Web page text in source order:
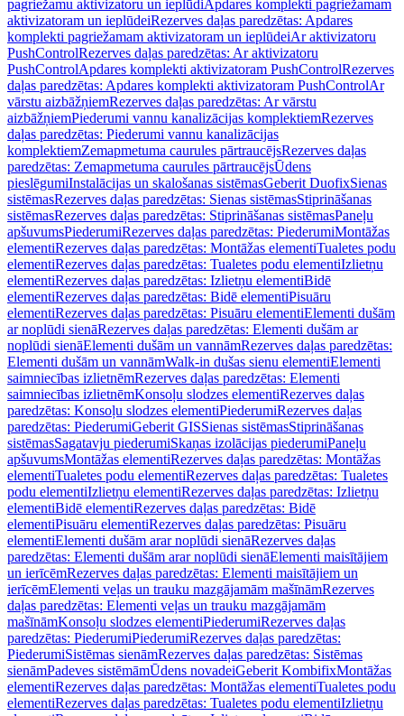
pagriežamu aktivizatoru un ieplūdiApdares komplekti pagriežamam
aktivizatoram un ieplūdeiRezerves daļas paredzētas: Apdares
komplekti pagriežamam aktivizatoram un ieplūdeiAr aktivizatoru
PushControlRezerves daļas paredzētas: Ar aktivizatoru
PushControlApdares komplekti aktivizatoram PushControlRezerves
daļas paredzētas: Apdares komplekti aktivizatoram PushControlAr
vārstu aizbāžņiemRezerves daļas paredzētas: Ar vārstu
aizbāžņiemPiederumi vannu kanalizācijas komplektiemRezerves
daļas paredzētas: Piederumi vannu kanalizācijas
komplektiemZemapmetuma caurules pārtraucējsRezerves daļas
paredzētas: Zemapmetuma caurules pārtraucējsŪdens
pieslēgumiInstalācijas un skalošanas sistēmasGeberit DuofixSienas
sistēmasRezerves daļas paredzētas: Sienas sistēmasStiprināšanas
sistēmasRezerves daļas paredzētas: Stiprināšanas sistēmasPaneļu
apšuvumsPiederumiRezerves daļas paredzētas: PiederumiMontāžas
elementiRezerves daļas paredzētas: Montāžas elementiTualetes podu
elementiRezerves daļas paredzētas: Tualetes podu elementiIzlietņu
elementiRezerves daļas paredzētas: Izlietņu elementiBidē
elementiRezerves daļas paredzētas: Bidē elementiPisuāru
elementiRezerves daļas paredzētas: Pisuāru elementiElementi dušām
ar noplūdi sienāRezerves daļas paredzētas: Elementi dušām ar
noplūdi sienāElementi dušām un vannāmRezerves daļas paredzētas:
Elementi dušām un vannāmWalk-in dušas sienu elementiElementi
saimniecības izlietnēmRezerves daļas paredzētas: Elementi
saimniecības izlietnēmKonsoļu slodzes elementiRezerves daļas
paredzētas: Konsoļu slodzes elementiPiederumiRezerves daļas
paredzētas: PiederumiGeberit GISSienas sistēmasStiprināšanas
sistēmasSagatavju piederumiSkaņas izolācijas piederumiPaneļu
apšuvumsMontāžas elementiRezerves daļas paredzētas: Montāžas
elementiTualetes podu elementiRezerves daļas paredzētas: Tualetes
podu elementiIzlietņu elementiRezerves daļas paredzētas: Izlietņu
elementiBidē elementiRezerves daļas paredzētas: Bidē
elementiPisuāru elementiRezerves daļas paredzētas: Pisuāru
elementiElementi dušām arar noplūdi sienāRezerves daļas
paredzētas: Elementi dušām arar noplūdi sienāElementi maisītājiem
un ierīcēmRezerves daļas paredzētas: Elementi maisītājiem un
ierīcēmElementi veļas un trauku mazgājamām mašīnāmRezerves
daļas paredzētas: Elementi veļas un trauku mazgājamām
mašīnāmKonsoļu slodzes elementiPiederumiRezerves daļas
paredzētas: PiederumiPiederumiRezerves daļas paredzētas:
PiederumiSistēmas sienāmRezerves daļas paredzētas: Sistēmas
sienāmPadeves sistēmāmŪdens novadeiGeberit KombifixMontāžas
elementiRezerves daļas paredzētas: Montāžas elementiTualetes podu
elementiRezerves daļas paredzētas: Tualetes podu elementiIzlietņu